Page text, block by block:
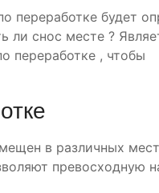
переработке будет
ли снос месте ?
переработке , чтобы
в различных
превосходную